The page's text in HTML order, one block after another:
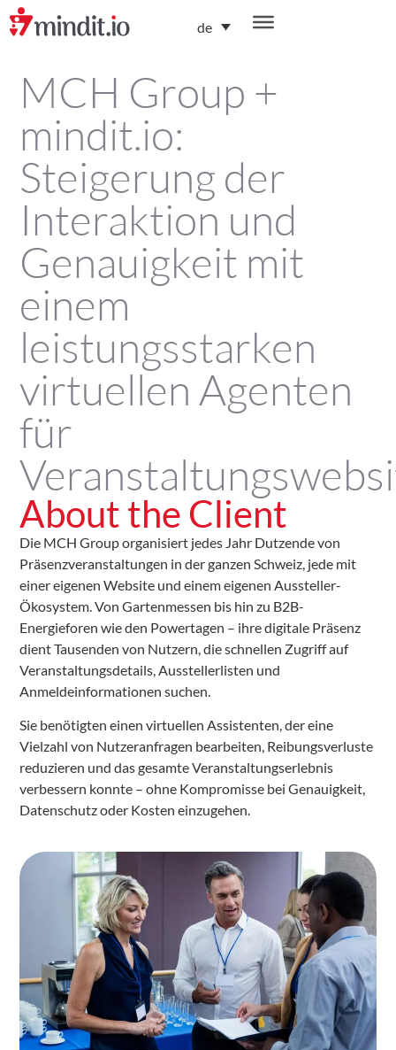
de
MCH Group +
mindit.io:
Steigerung der
Interaktion und
Genauigkeit mit
einem
leistungsstarken
virtuellen Agenten
für
About the Client
Die MCH Group organisiert jedes Jahr Dutzende von
Präsenzveranstaltungen in der ganzen Schweiz, jede mit
einer eigenen Website und einem eigenen Aussteller-
Ökosystem. Von Gartenmessen bis hin zu B2B-
Energieforen wie den Powertagen – ihre digitale Präsenz
dient Tausenden von Nutzern, die schnellen Zugriff auf
Veranstaltungsdetails, Ausstellerlisten und
Anmeldeinformationen suchen.
Sie benötigten einen virtuellen Assistenten, der eine
Vielzahl von Nutzeranfragen bearbeiten, Reibungsverluste
reduzieren und das gesamte Veranstaltungserlebnis
verbessern konnte – ohne Kompromisse bei Genauigkeit,
Datenschutz oder Kosten einzugehen.